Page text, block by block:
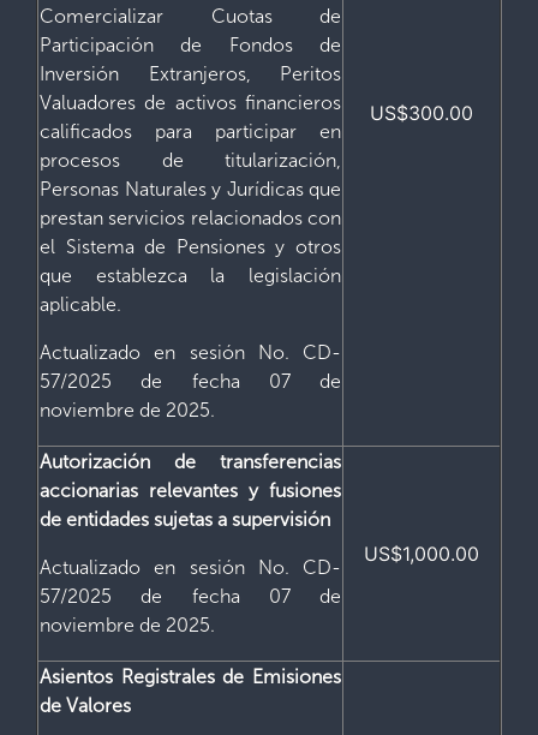
Comercializar Cuotas de
Participación de Fondos de
Inversión Extranjeros, Peritos
Valuadores de activos financieros
calificados para participar en
procesos de titularización,
Personas Naturales y Jurídicas que
prestan servicios relacionados con
el Sistema de Pensiones y otros
que establezca la legislación
aplicable.
Actualizado en sesión No. CD-
57/2025 de fecha 07 de
noviembre de 2025.
US$300.00
Autorización de transferencias
accionarias relevantes y fusiones
de entidades sujetas a supervisión
Actualizado en sesión No. CD-
57/2025 de fecha 07 de
noviembre de 2025.
US$1,000.00
Asientos Registrales de Emisiones
de Valores